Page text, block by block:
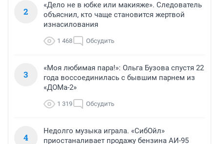
2
«Дело не в юбке или макияже». Следователь
объяснил, кто чаще становится жертвой
изнасилования
1 468 Обсудить
3
«Моя любимая пара!»: Ольга Бузова спустя 22
года воссоединилась с бывшим парнем из
«ДОМа-2»
1 319 Обсудить
4
Недолго музыка играла. «СибОйл»
приостаналивает продажу бензина АИ-95